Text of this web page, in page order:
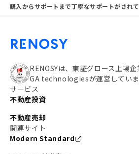
購入からサポートまで丁寧なサポートがされ
RENOSYは、東証グロース上場企
GA technologiesが運営していま
サービス
不動産投資
不動産売却
関連サイト
Modern Standard